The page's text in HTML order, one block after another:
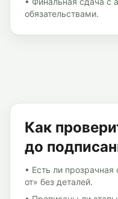
обязательствами.
Как
до
• Есть ли
от» без деталей.